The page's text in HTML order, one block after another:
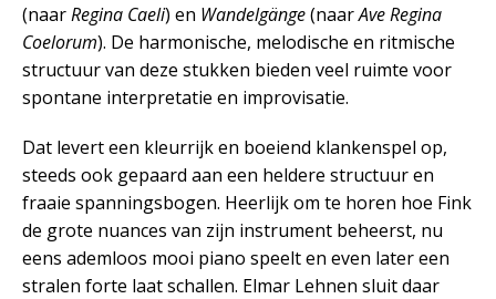
(naarRegina Caeli) en Wandelgänge(naarAve Regina
Coelorum). De harmonische, melodische en ritmische
structuur van deze stukken bieden veel ruimte voor
spontane interpretatie en improvisatie.
Dat levert een kleurrijk en boeiend klankenspel op,
steeds ook gepaard aan een heldere structuur en
fraaie spanningsbogen. Heerlijk om te horen hoe Fink
de grote nuances van zijn instrument beheerst, nu
eens ademloos mooi piano speelt en even later een
stralen forte laat schallen. Elmar Lehnen sluit daar